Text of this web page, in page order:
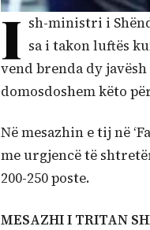
I sh-ministri i
sa i takon luftës
vend brenda dy
domosdoshem këto
Në mesazhin e tij në
me urgjencë të
200-250 poste.
MESAZHI I TRITAN